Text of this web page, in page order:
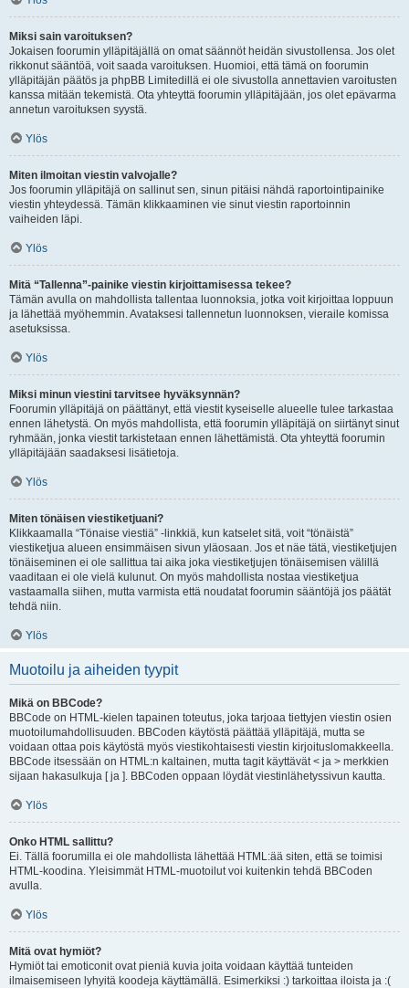
Miksi sain varoituksen?
Jokaisen foorumin ylläpitäjällä on omat säännöt heidän sivustollensa. Jos olet
rikkonut sääntöä, voit saada varoituksen. Huomioi, että tämä on foorumin
ylläpitäjän päätös ja phpBB Limitedillä ei ole sivustolla annettavien varoitusten
kanssa mitään tekemistä. Ota yhteyttä foorumin ylläpitäjään, jos olet epävarma
annetun varoituksen syystä.
Ylös
Miten ilmoitan viestin valvojalle?
Jos foorumin ylläpitäjä on sallinut sen, sinun pitäisi nähdä raportointipainike
viestin yhteydessä. Tämän klikkaaminen vie sinut viestin raportoinnin
vaiheiden läpi.
Ylös
Mitä “Tallenna”-painike viestin kirjoittamisessa tekee?
Tämän avulla on mahdollista tallentaa luonnoksia, jotka voit kirjoittaa loppuun
ja lähettää myöhemmin. Avataksesi tallennetun luonnoksen, vieraile komissa
asetuksissa.
Ylös
Miksi minun viestini tarvitsee hyväksynnän?
Foorumin ylläpitäjä on päättänyt, että viestit kyseiselle alueelle tulee tarkastaa
ennen lähetystä. On myös mahdollista, että foorumin ylläpitäjä on siirtänyt sinut
ryhmään, jonka viestit tarkistetaan ennen lähettämistä. Ota yhteyttä foorumin
ylläpitäjään saadaksesi lisätietoja.
Ylös
Miten tönäisen viestiketjuani?
Klikkaamalla “Tönaise viestiä” -linkkiä, kun katselet sitä, voit “tönäistä”
viestiketjua alueen ensimmäisen sivun yläosaan. Jos et näe tätä, viestiketjujen
tönäiseminen ei ole sallittua tai aika joka viestiketjujen tönäisemisen välillä
vaaditaan ei ole vielä kulunut. On myös mahdollista nostaa viestiketjua
vastaamalla siihen, mutta varmista että noudatat foorumin sääntöjä jos päätät
tehdä niin.
Ylös
Muotoilu ja aiheiden tyypit
Mikä on BBCode?
BBCode on HTML-kielen tapainen toteutus, joka tarjoaa tiettyjen viestin osien
muotoilumahdollisuuden. BBCoden käytöstä päättää ylläpitäjä, mutta se
voidaan ottaa pois käytöstä myös viestikohtaisesti viestin kirjoituslomakkeella.
BBCode itsessään on HTML:n kaltainen, mutta tagit käyttävät < ja > merkkien
sijaan hakasulkuja [ ja ]. BBCoden oppaan löydät viestinlähetyssivun kautta.
Ylös
Onko HTML sallittu?
Ei. Tällä foorumilla ei ole mahdollista lähettää HTML:ää siten, että se toimisi
HTML-koodina. Yleisimmät HTML-muotoilut voi kuitenkin tehdä BBCoden
avulla.
Ylös
Mitä ovat hymiöt?
Hymiöt tai emoticonit ovat pieniä kuvia joita voidaan käyttää tunteiden
ilmaisemiseen lyhyitä koodeja käyttämällä. Esimerkiksi :) tarkoittaa iloista ja :(